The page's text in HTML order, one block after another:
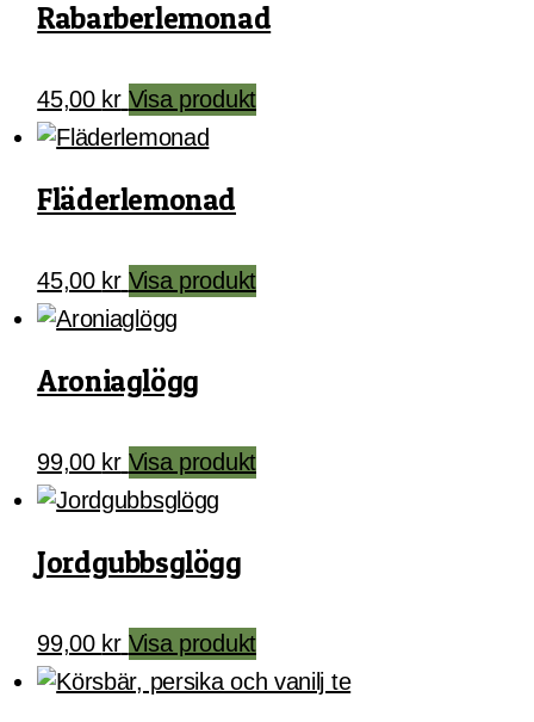
Rabarberlemonad
45,00 kr Visa produkt
Fläderlemonad
45,00 kr Visa produkt
Aroniaglögg
99,00 kr Visa produkt
Jordgubbsglögg
99,00 kr Visa produkt